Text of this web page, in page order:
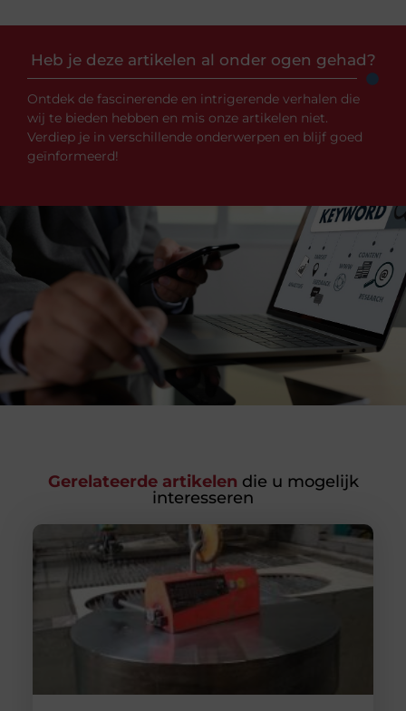
Heb je deze artikelen al onder ogen gehad?
Ontdek de fascinerende en intrigerende verhalen die
wij te bieden hebben en mis onze artikelen niet.
Verdiep je in verschillende onderwerpen en blijf goed
geïnformeerd!
Gerelateerde artikelen die u mogelijk
interesseren